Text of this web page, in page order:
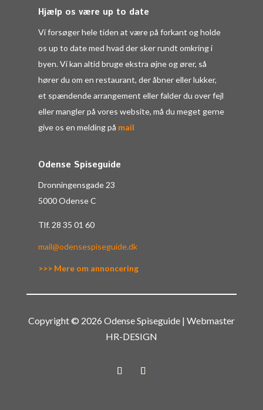
Hjælp os være up to date
Vi forsøger hele tiden at være på forkant og holde
os up to date med hvad der sker rundt omkring i
byen. Vi kan altid bruge ekstra øjne og ører, så
hører du om en restaurant, der åbner eller lukker,
et spændende arrangement eller falder du over fejl
eller mangler på vores website, må du meget gerne
give os en melding på mail
Odense Spiseguide
Dronningensgade 23
5000 Odense C
Tlf. 28 35 01 60
mail@odensespiseguide.dk
>>> Mere om annoncering
Copyright © 2026 Odense Spiseguide | Webmaster
HR-DESIGN